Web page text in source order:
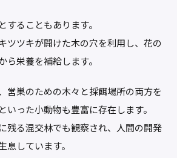
することもあります。
ツツキが開けた木の穴を利用し、花の
ら栄養を補給します。
営巣のための木々と採餌場所の両方を
いった小動物も豊富に存在します。
残る混交林でも観察され、人間の開発
息しています。